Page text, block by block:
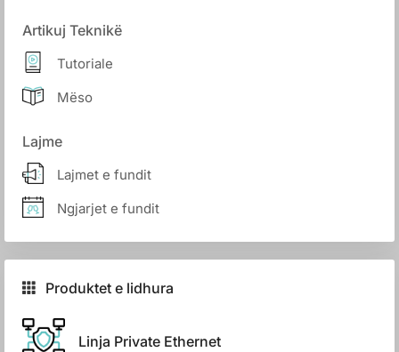
Artikuj Teknikë
Tutoriale
Mëso
Lajme
Lajmet e fundit
Ngjarjet e fundit
Produktet e lidhura
Linja Private Ethernet